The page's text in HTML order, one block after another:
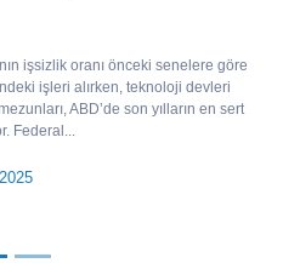
işsizlik oranı önceki senelere göre
işleri alırken, teknoloji devleri
ABD’de son yılların en sert
Federal...